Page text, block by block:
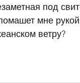
под
мне
ветру?